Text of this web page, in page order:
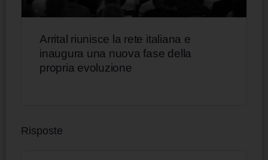
Arrital riunisce la rete italiana e
inaugura una nuova fase della
propria evoluzione
Risposte